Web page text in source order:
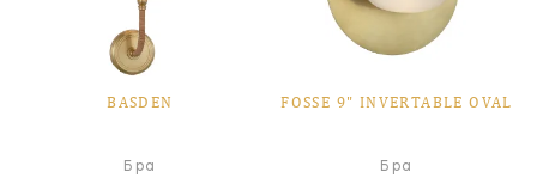
BASDEN
Бра
FOSSE 9" INVERTABLE OVAL
Бра